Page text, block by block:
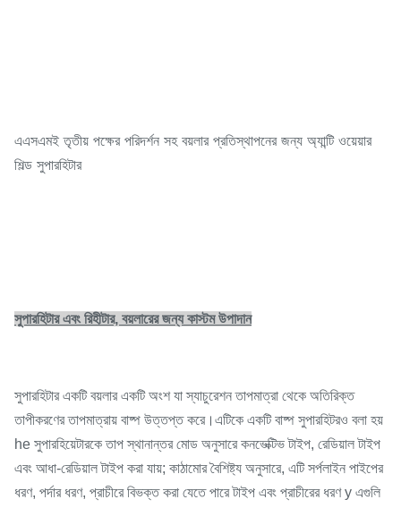
এএসএমই তৃতীয় পক্ষের পরিদর্শন সহ বয়লার প্রতিস্থাপনের জন্য অ্যান্টি ওয়েয়ার
শিল্ড সুপারহিটার
সুপারহিটার এবং রিহীটার, বয়লারের জন্য কাস্টম উপাদান
সুপারহিটার একটি বয়লার একটি অংশ যা স্যাচুরেশন তাপমাত্রা থেকে অতিরিক্ত
তাপীকরণের তাপমাত্রায় বাষ্প উত্তপ্ত করে।এটিকে একটি বাষ্প সুপারহিটরও বলা হয়
he সুপারহিয়েটারকে তাপ স্থানান্তর মোড অনুসারে কনভেক্টিভ টাইপ, রেডিয়াল টাইপ
এবং আধা-রেডিয়াল টাইপ করা যায়; কাঠামোর বৈশিষ্ট্য অনুসারে, এটি সর্পলাইন পাইপের
ধরণ, পর্দার ধরণ, প্রাচীরে বিভক্ত করা যেতে পারে টাইপ এবং প্রাচীরের ধরণ y এগুলি